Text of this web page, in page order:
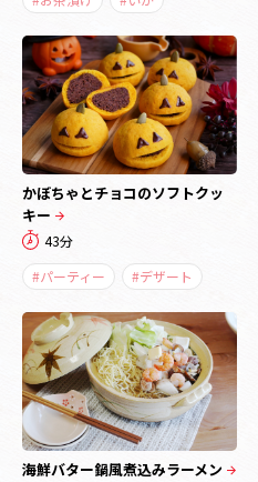
かぼちゃとチョコのソフトクッ
キー
43分
#パーティー
#デザート
海鮮バター鍋風煮込みラーメン